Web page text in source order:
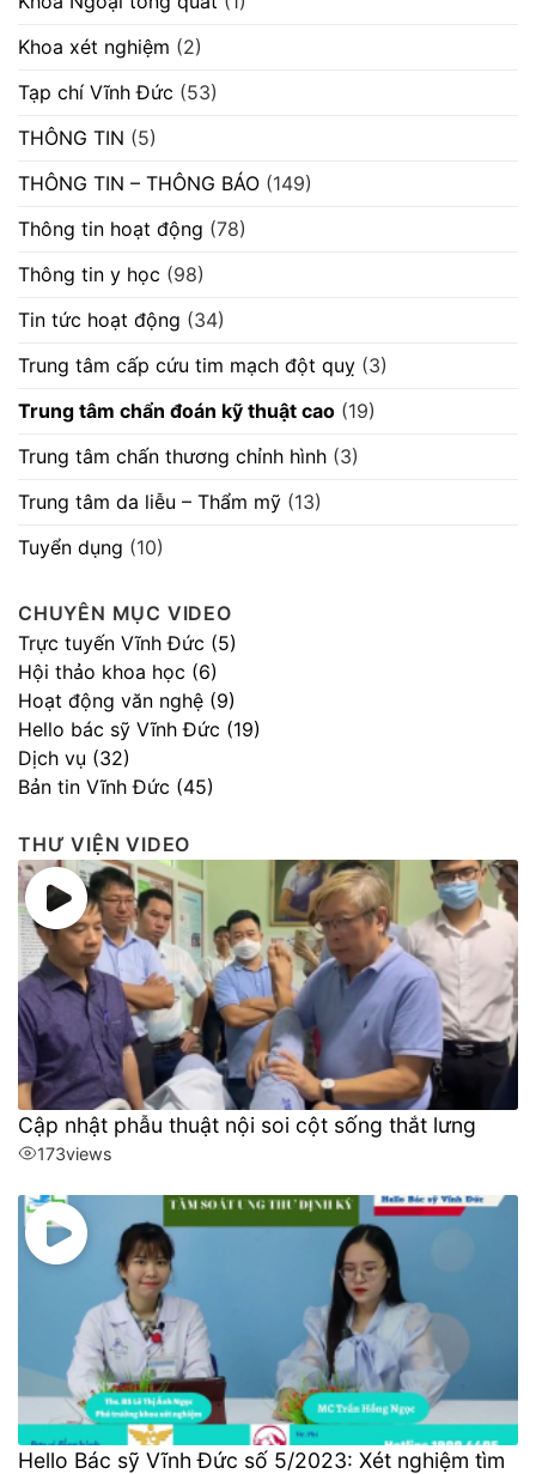
Khoa xét nghiệm (2)
Tạp chí Vĩnh Đức (53)
THÔNG TIN (5)
THÔNG TIN – THÔNG BÁO (149)
Thông tin hoạt động (78)
Thông tin y học (98)
Tin tức hoạt động (34)
Trung tâm cấp cứu tim mạch đột quỵ (3)
Trung tâm chẩn đoán kỹ thuật cao (19)
Trung tâm chấn thương chỉnh hình (3)
Trung tâm da liễu – Thẩm mỹ (13)
Tuyển dụng (10)
CHUYÊN MỤC VIDEO
Trực tuyến Vĩnh Đức (5)
Hội thảo khoa học (6)
Hoạt động văn nghệ (9)
Hello bác sỹ Vĩnh Đức (19)
Dịch vụ (32)
Bản tin Vĩnh Đức (45)
THƯ VIỆN VIDEO
Cập nhật phẫu thuật nội soi cột sống thắt lưng
173views
Hello Bác sỹ Vĩnh Đức số 5/2023: Xét nghiệm tìm